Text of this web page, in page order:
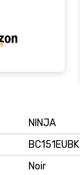
‎NINJA
‎BC151EUBK
‎Noir